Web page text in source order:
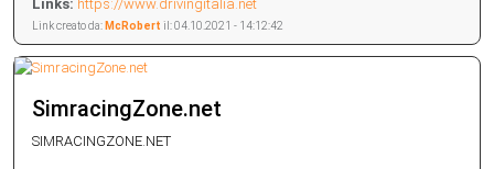
Links: https://www.drivingitalia.net
Link creato da: McRobert il: 04.10.2021 - 14:12:42
SimracingZone.net
SIMRACINGZONE.NET